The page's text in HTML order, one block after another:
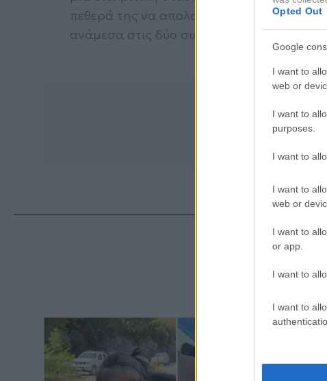
Opted Out
Google
I want to
web or
I want to
purposes.
I want to
I want to
web or
I want to
or app.
I want to
I want to
πεθερά της να απολαύσουν τη δική τους
ανάμεσα στις δύο συμπεθέρες